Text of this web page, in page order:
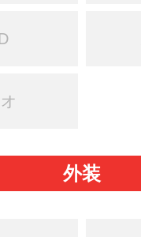
外装